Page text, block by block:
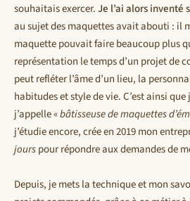
souhaitais exercer.Je l’ai alors inventé
au sujet des maquettes avait abouti : il
maquette pouvait faire beaucoup plus
représentation le temps d’un projet de
peut refléter l’âme d’un lieu, la
habitudes et style de vie. C’est ainsi que
j’appelle «bâtisseuse de maquettes
j’étudie encore, crée en 2019 mon
jourspour répondre aux demandes de
Depuis, je mets la technique et mon